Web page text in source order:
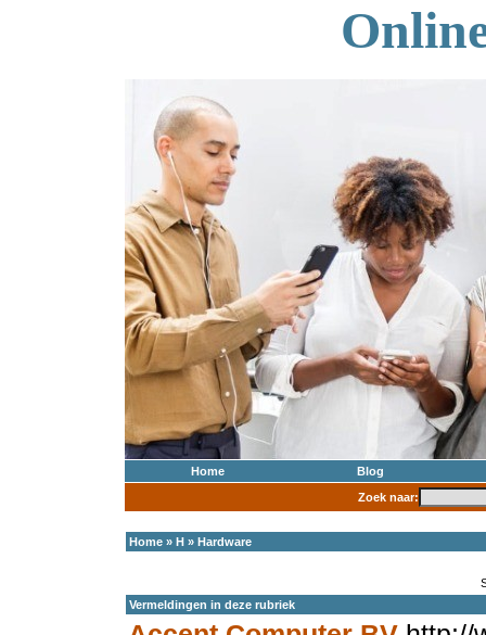
Home
Blog
Zoek naar:
Home » H » Hardware
Vermeldingen in deze rubriek